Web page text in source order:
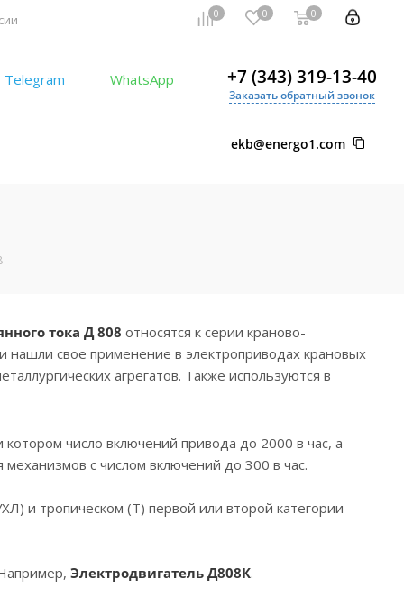
0 0 0
Telegram WhatsApp +7 (343) 319-13-40
Заказать обратный звонок
ekb@energo1.com
тока Д 808 относятся к серии краново-
нашли свое применение в электроприводах крановых
агрегатов. Также используются в
котором число включений привода до 2000 в час, а
механизмов с числом включений до 300 в час.
и тропическом (Т) первой или второй категории
Электродвигатель Д808К.